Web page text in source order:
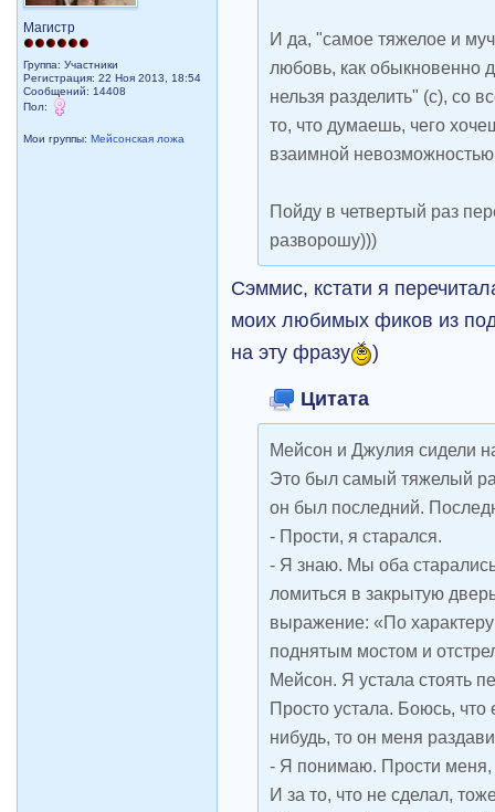
Магистр
Группа: Участники
Регистрация: 22 Ноя 2013, 18:54
Сообщений: 14408
Пол:
Мои группы: Мейсонская ложа
И да, "самое тяжелое и
любовь, как обыкновенно
нельзя разделить" (с), со
то, что думаешь, чего
взаимной
Пойду в четвертый раз
разворошу)))
Сэммис, кстати я
моих любимых фиков из
на эту фразу
)
Цитата
Мейсон и Джулия сидели
Это был самый тяжелый
он был последний.
- Прости, я старался.
- Я знаю. Мы оба
ломиться в закрытую
выражение: «По
поднятым мостом и
Мейсон. Я устала стоять
Просто устала. Боюсь, что
нибудь, то он меня
- Я понимаю. Прости меня,
И за то, что не сделал,